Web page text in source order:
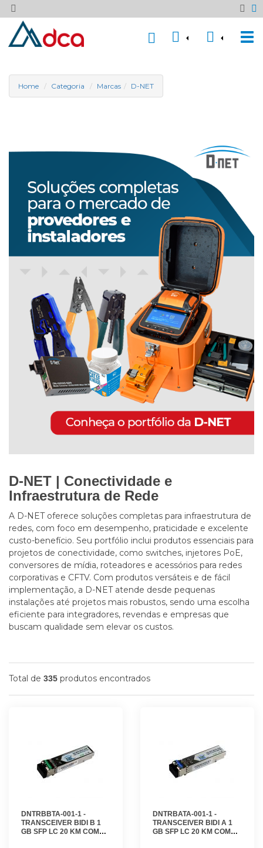
Home Categoria Marcas D-NET
D-NET | Conectividade e
Infraestrutura de Rede
A D-NET oferece soluções completas para infraestrutura de
redes, com foco em desempenho, praticidade e excelente
custo-benefício. Seu portfólio inclui produtos essenciais para
projetos de conectividade, como switches, injetores PoE,
conversores de mídia, roteadores e acessórios para redes
corporativas e CFTV. Com produtos versáteis e de fácil
implementação, a D-NET atende desde pequenas
instalações até projetos mais robustos, sendo uma escolha
eficiente para integradores, revendas e empresas que
buscam qualidade sem elevar os custos.
Total de 335 produtos encontrados
DNTRBBTA-001-1 -
TRANSCEIVER BIDI B 1
GB SFP LC 20 KM COM
DNTRBATA-001-1 -
TRANSCEIVER BIDI A 1
GB SFP LC 20 KM COM